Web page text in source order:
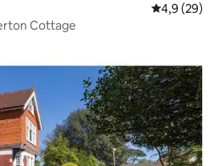
4,9 av 5 i
4,9 (29)
Cottage